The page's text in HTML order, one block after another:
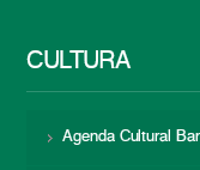
CULTURA
Agenda Cultural